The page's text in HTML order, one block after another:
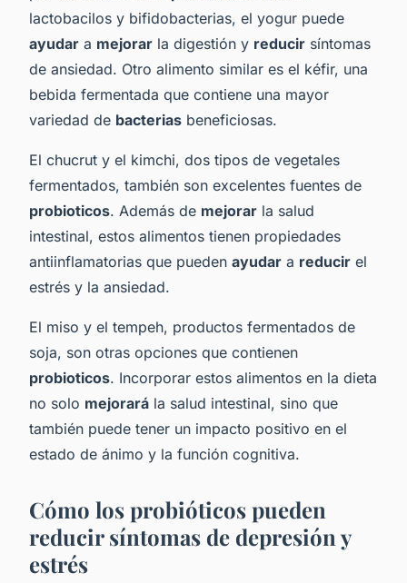
lactobacilos y bifidobacterias, el yogur puede
ayudar a mejorar la digestión y reducir síntomas
de ansiedad. Otro alimento similar es el kéfir, una
bebida fermentada que contiene una mayor
variedad de bacterias beneficiosas.
El chucrut y el kimchi, dos tipos de vegetales
fermentados, también son excelentes fuentes de
probioticos. Además de mejorar la salud
intestinal, estos alimentos tienen propiedades
antiinflamatorias que pueden ayudar a reducir el
estrés y la ansiedad.
El miso y el tempeh, productos fermentados de
soja, son otras opciones que contienen
probioticos. Incorporar estos alimentos en la dieta
no solo mejorará la salud intestinal, sino que
también puede tener un impacto positivo en el
estado de ánimo y la función cognitiva.
Cómo los probióticos pueden
reducir síntomas de depresión y
estrés